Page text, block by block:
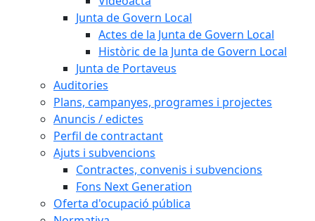
Junta de Govern Local
Actes de la Junta de Govern Local
Històric de la Junta de Govern Local
Junta de Portaveus
Auditories
Plans, campanyes, programes i projectes
Anuncis / edictes
Perfil de contractant
Ajuts i subvencions
Contractes, convenis i subvencions
Fons Next Generation
Oferta d'ocupació pública